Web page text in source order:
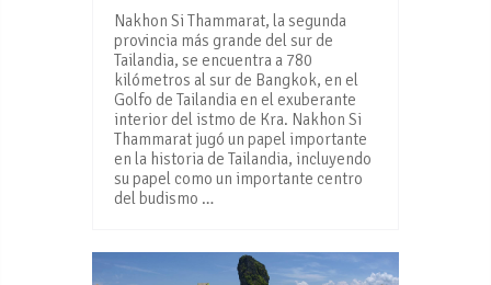
Nakhon Si Thammarat, la segunda
provincia más grande del sur de
Tailandia, se encuentra a 780
kilómetros al sur de Bangkok, en el
Golfo de Tailandia en el exuberante
interior del istmo de Kra. Nakhon Si
Thammarat jugó un papel importante
en la historia de Tailandia, incluyendo
su papel como un importante centro
del budismo …